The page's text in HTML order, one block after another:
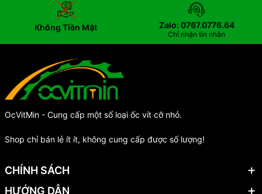
Không Tiền Mặt Zalo: 0767.0776.64
Chỉ nhận tin nhắn
OcVitMin - Cung cấp một số loại ốc vít cỡ nhỏ.
Shop chỉ bán lẻ ít ít, không cung cấp được số lượng!
CHÍNH SÁCH
HƯỚNG DẪN